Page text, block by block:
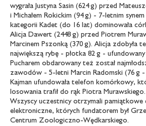
wygrała Justyna Sasin (624 g) przed
i Michałem Rokickim (94 g) - 7-letnim
kategorii Kadet (do 16 lat) dominowała
Alicja Dawert (2448 g) przed Piotrem
Marcinem Pszonką (370 g). Alicja zdobyła
największą rybę - płotka 82 g -
Pucharem obdarowany też został
zawodów - 5-letni Marcin Radomski (76 g -
Kajman ufundowała telefon komórkowy,
losowania trafił do rąk Piotra Murawskiego.
Wszyscy uczestnicy otrzymali pamiątkowe
elektroniczne, których fundatorem był
Centrum Zoologiczno-Wędkarskiego.